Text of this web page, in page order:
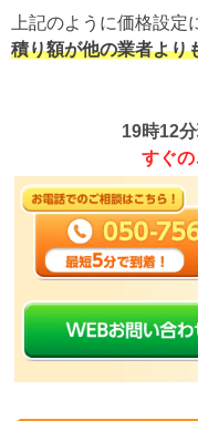
上記のように価格設
積り額が他の業者より
19時12分
すぐ